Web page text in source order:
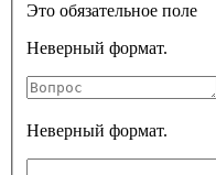
Это обязательное поле
Неверный формат.
Неверный формат.